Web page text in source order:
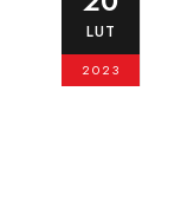
LUT
2023